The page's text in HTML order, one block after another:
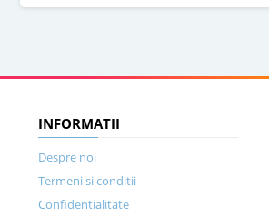
INFORMATII
Despre noi
Termeni si conditii
Confidentialitate